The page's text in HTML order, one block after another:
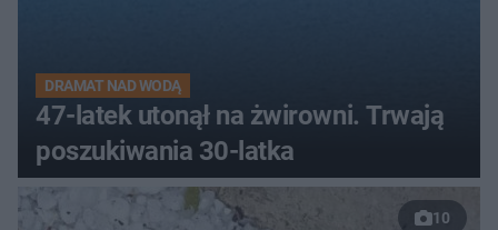
DRAMAT NAD WODĄ
47-latek utonął na żwirowni. Trwają
poszukiwania 30-latka
10